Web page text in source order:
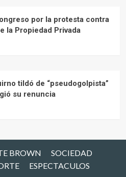
por la protesta contra
la Propiedad Privada
tildó de “pseudogolpista”
su renuncia
BROWN
SOCIEDAD
ESPECTACULOS